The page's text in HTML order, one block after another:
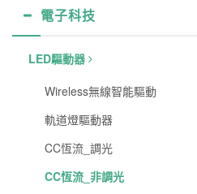
電子科技
LED驅動器
Wireless無線智能驅動
軌道燈驅動器
CC恆流_調光
CC恆流_非調光